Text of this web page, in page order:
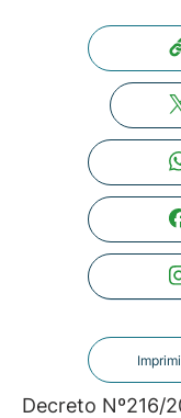
Decreto Nº216/